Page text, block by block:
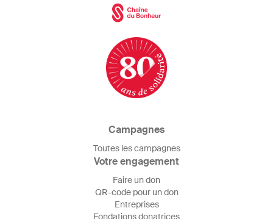
Campagnes
Toutes les campagnes
Votre engagement
Faire un don
QR-code pour un don
Entreprises
Fondations donatrices